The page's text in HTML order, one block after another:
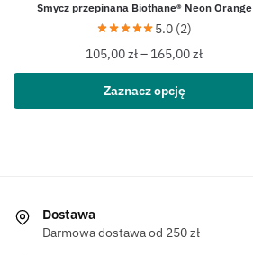
Smycz przepinana Biothane® Neon Orange
5.0 (2)
105,00zł– 165,00zł
Zaznacz opcję
Dostawa
Darmowa dostawa od 250 zł